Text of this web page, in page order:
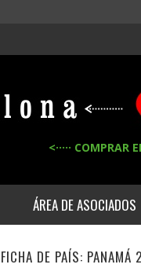
<····· COMPRAR
ÁREA DE ASOCIADOS
FICHA DE PAÍS: PANAMÁ